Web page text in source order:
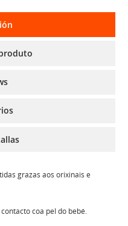
grazas aos orixinais e
coa pel do bebé.